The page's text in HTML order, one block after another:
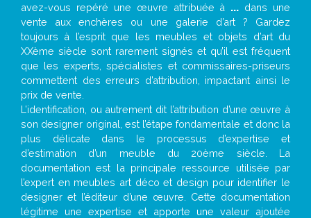
avez-vous repéré une œuvre attribuée à ... dans une
vente aux enchères ou une galerie d’art ? Gardez
toujours à l’esprit que les meubles et objets d’art du
XXème siècle sont rarement signés et qu’il est fréquent
que les experts, spécialistes et commissaires-priseurs
commettent des erreurs d’attribution, impactant ainsi le
prix de vente.
L’identification, ou autrement dit l’attribution d’une œuvre à
son designer original, est l’étape fondamentale et donc la
plus délicate dans le processus d’expertise et
d’estimation d’un meuble du 20ème siècle. La
documentation est la principale ressource utilisée par
l’expert en meubles art déco et design pour identifier le
designer et l’éditeur d’une œuvre. Cette documentation
légitime une expertise et apporte une valeur ajoutée